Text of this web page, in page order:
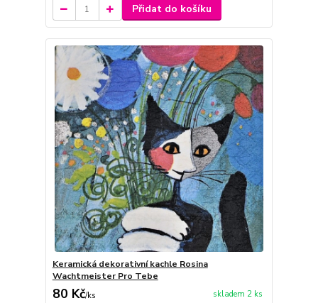
Přidat do košíku
Keramická dekorativní kachle Rosina
Wachtmeister Pro Tebe
80 Kč/ks skladem 2 ks